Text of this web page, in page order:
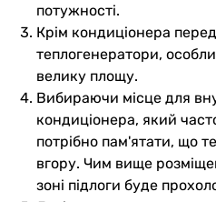
потужності.
Крім кондиціонера
теплогенератори,
велику площу.
Вибираючи місце для
кондиціонера, який
потрібно пам'ятати, що
вгору. Чим вище
зоні підлоги буде